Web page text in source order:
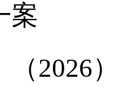
案
（2026